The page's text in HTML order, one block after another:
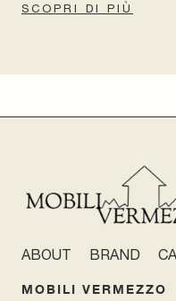
SCOPRI DI PIÙ
ABOUT BRAND
MOBILI VERMEZZO